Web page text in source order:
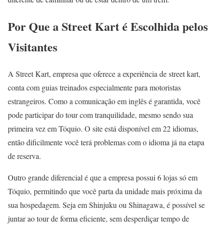
Por Que a Street Kart é Escolhida pelos
Visitantes
A Street Kart, empresa que oferece a experiência de street kart,
conta com guias treinados especialmente para motoristas
estrangeiros. Como a comunicação em inglês é garantida, você
pode participar do tour com tranquilidade, mesmo sendo sua
primeira vez em Tóquio. O site está disponível em 22 idiomas,
então dificilmente você terá problemas com o idioma já na etapa
de reserva.
Outro grande diferencial é que a empresa possui 6 lojas só em
Tóquio, permitindo que você parta da unidade mais próxima da
sua hospedagem. Seja em Shinjuku ou Shinagawa, é possível se
juntar ao tour de forma eficiente, sem desperdiçar tempo de